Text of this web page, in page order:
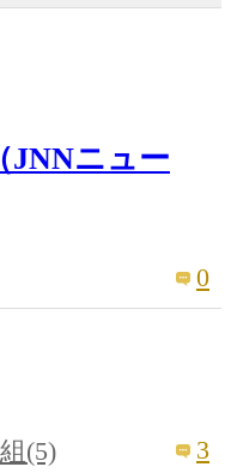
ニュー
0
(5) 3